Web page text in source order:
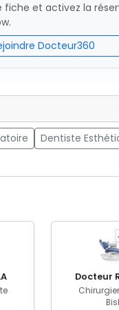
fiche et activez la
Docteur360
Dentiste
Docteur